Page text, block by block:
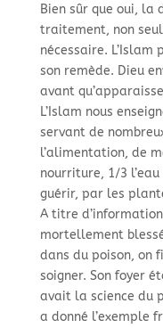
Bien sûr que oui, la
traitement, non
nécessaire.
son remède. Dieu
avant
L’Islam nous
servant de
l’alimentation, de
nourriture, 1/3
guérir, par les
A titre
mortellement
dans du poison, on
soigner. Son foyer
avait la science du
a donné l’exemple